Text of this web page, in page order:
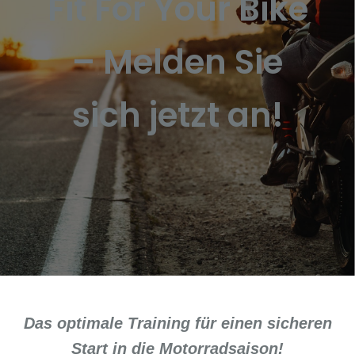
– Melden Sie
sich jetzt an!
Das optimale Training für einen sicheren
Start in die Motorradsaison!